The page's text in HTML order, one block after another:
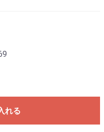
れる